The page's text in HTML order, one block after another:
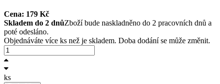
Cena: 179 Kč
Skladem do 2 dnůZboží bude naskladněno do 2 pracovních dnů a
poté odesláno.
Objednáváte více ks než je skladem. Doba dodání se může změnit.
ks